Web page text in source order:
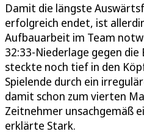
Damit die längste
erfolgreich endet, ist
Aufbauarbeit im Team
32:33-Niederlage gegen
steckte noch tief in den
Spielende durch ein
damit schon zum vierten
Zeitnehmer unsachgemäß
erklärte Stark.